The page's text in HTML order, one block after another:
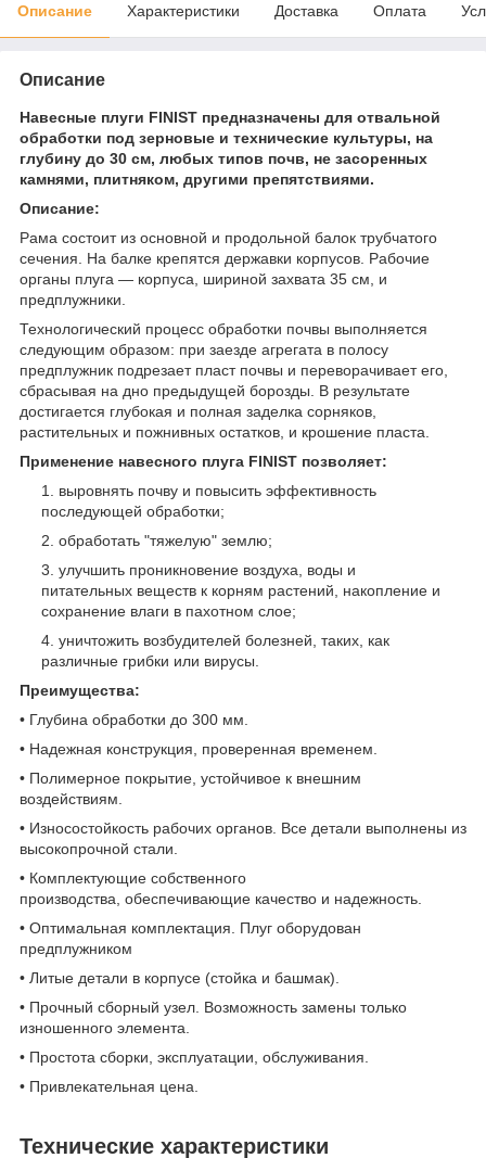
Описание Характеристики Доставка Оплата
Описание
Навесные плуги FINIST предназначены для отвальной
обработки под зерновые и технические культуры, на
глубину до 30 см, любых типов почв, не засоренных
камнями, плитняком, другими препятствиями.
Описание:
Рама состоит из основной и продольной балок трубчатого
сечения. На балке крепятся державки корпусов. Рабочие
органы плуга — корпуса, шириной захвата 35 см, и
предплужники.
Технологический процесс обработки почвы выполняется
следующим образом: при заезде агрегата в полосу
предплужник подрезает пласт почвы и переворачивает его,
сбрасывая на дно предыдущей борозды. В результате
достигается глубокая и полная заделка сорняков,
растительных и пожнивных остатков, и крошение пласта.
Применение навесного плуга FINIST позволяет:
выровнять почву и повысить эффективность
последующей обработки;
обработать "тяжелую" землю;
улучшить проникновение воздуха, воды и
питательных веществ к корням растений, накопление и
сохранение влаги в пахотном слое;
уничтожить возбудителей болезней, таких, как
различные грибки или вирусы.
Преимущества:
• Глубина обработки до 300 мм.
• Надежная конструкция, проверенная временем.
• Полимерное покрытие, устойчивое к внешним
воздействиям.
• Износостойкость рабочих органов. Все детали выполнены из
высокопрочной стали.
• Комплектующие собственного
производства, обеспечивающие качество и надежность.
• Оптимальная комплектация. Плуг оборудован
предплужником
• Литые детали в корпусе (стойка и башмак).
• Прочный сборный узел. Возможность замены только
изношенного элемента.
• Простота сборки, эксплуатации, обслуживания.
• Привлекательная цена.
Технические характеристики